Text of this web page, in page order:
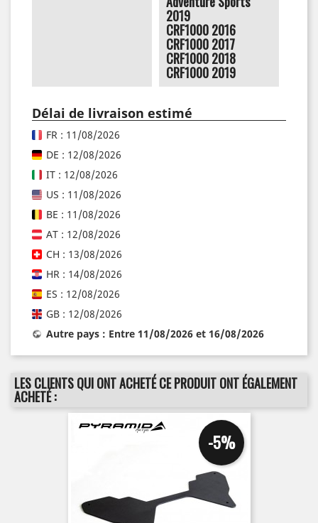
2019
CRF1000 2016
CRF1000 2017
CRF1000 2018
CRF1000 2019
Délai de livraison estimé
FR : 11/08/2026
DE : 12/08/2026
IT : 12/08/2026
US : 11/08/2026
BE : 11/08/2026
AT : 12/08/2026
CH : 13/08/2026
HR : 14/08/2026
ES : 12/08/2026
GB : 12/08/2026
Autre pays : Entre 11/08/2026 et 16/08/2026
LES CLIENTS QUI ONT ACHETÉ CE PRODUIT ONT ÉGALEMENT
ACHETÉ :
-5%